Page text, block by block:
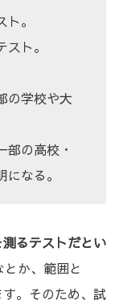
。
ト。
の学校や大
部の高校・
なる。
るテストだとい
か、範囲と
。そのため、試